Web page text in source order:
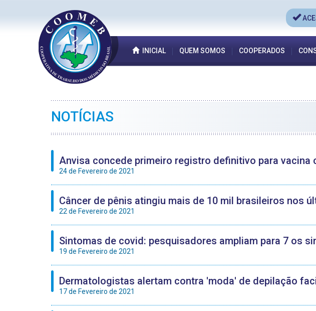
INICIAL QUEM SOMOS COOPERADOS
NOTÍCIAS
Anvisa concede primeiro registro definitivo para vacina
24 de Fevereiro de 2021
Câncer de pênis atingiu mais de 10 mil brasileiros nos
22 de Fevereiro de 2021
Sintomas de covid: pesquisadores ampliam para 7 os
19 de Fevereiro de 2021
Dermatologistas alertam contra 'moda' de depilação
17 de Fevereiro de 2021